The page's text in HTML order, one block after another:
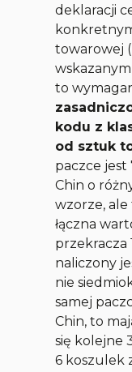
deklaracji
towarowej
to
kodu z
od sztuk
paczce jest
Chin o
wzorze, ale
łączna
przekracza
naliczony
nie
samej
Chin, to
się kolejne
6 koszulek